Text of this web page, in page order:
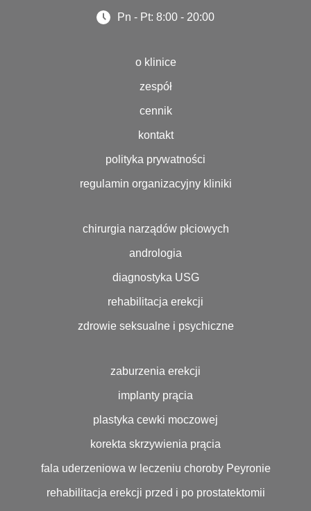
Pn - Pt: 8:00 - 20:00
o klinice
zespół
cennik
kontakt
polityka prywatności
regulamin organizacyjny kliniki
chirurgia narządów płciowych
andrologia
diagnostyka USG
rehabilitacja erekcji
zdrowie seksualne i psychiczne
zaburzenia erekcji
implanty prącia
plastyka cewki moczowej
korekta skrzywienia prącia
fala uderzeniowa w leczeniu choroby Peyronie
rehabilitacja erekcji przed i po prostatektomii